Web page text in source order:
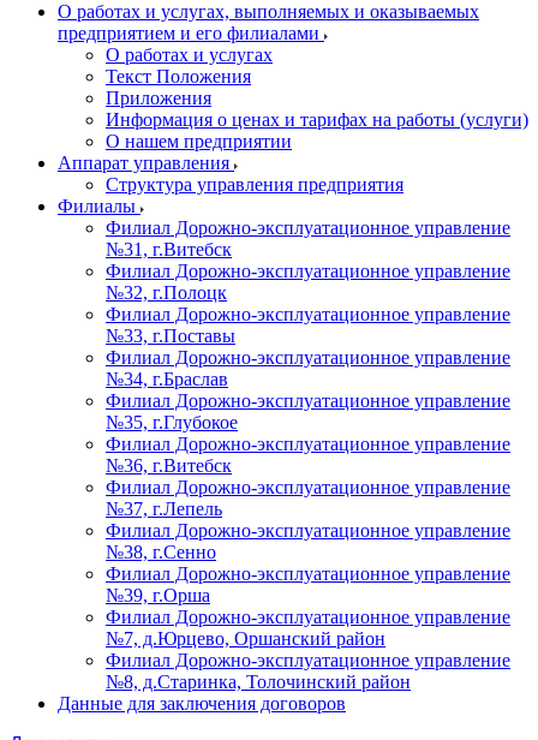
О работах и услугах, выполняемых и оказываемых
предприятием и его филиалами
О работах и услугах
Текст Положения
Приложения
Информация о ценах и тарифах на работы (услуги)
О нашем предприятии
Аппарат управления
Структура управления предприятия
Филиалы
Филиал Дорожно-эксплуатационное управление
№31, г.Витебск
Филиал Дорожно-эксплуатационное управление
№32, г.Полоцк
Филиал Дорожно-эксплуатационное управление
№33, г.Поставы
Филиал Дорожно-эксплуатационное управление
№34, г.Браслав
Филиал Дорожно-эксплуатационное управление
№35, г.Глубокое
Филиал Дорожно-эксплуатационное управление
№36, г.Витебск
Филиал Дорожно-эксплуатационное управление
№37, г.Лепель
Филиал Дорожно-эксплуатационное управление
№38, г.Сенно
Филиал Дорожно-эксплуатационное управление
№39, г.Орша
Филиал Дорожно-эксплуатационное управление
№7, д.Юрцево, Оршанский район
Филиал Дорожно-эксплуатационное управление
№8, д.Старинка, Толочинский район
Данные для заключения договоров